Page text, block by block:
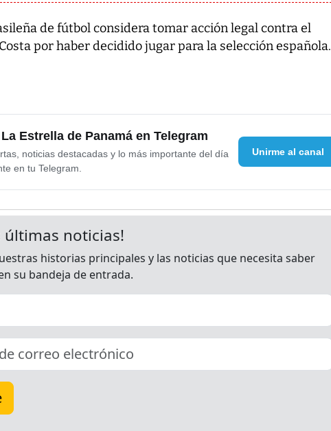
de fútbol considera tomar acción legal contra el
por haber decidido jugar para la selección española.
Estrella de Panamá en Telegram
noticias destacadas y lo más importante del día
en tu Telegram.
Unirme al canal